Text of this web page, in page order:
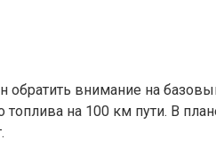
обратить внимание на
на 100 км пути. В